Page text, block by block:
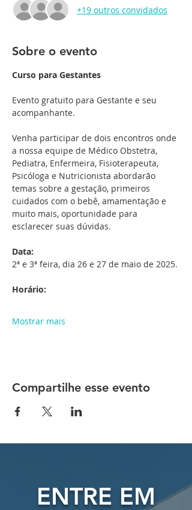
+19 outros convidados
Sobre o evento
Curso para Gestantes
Evento gratuito para Gestante e seu
acompanhante.
Venha participar de dois encontros onde
a nossa equipe de Médico Obstetra,
Pediatra, Enfermeira, Fisioterapeuta,
Psicóloga e Nutricionista abordarão
temas sobre a gestação, primeiros
cuidados com o bebê, amamentação e
muito mais, oportunidade para
esclarecer suas dúvidas.
Data:
2ª e 3ª feira, dia 26 e 27 de maio de 2025.
Horário:
Mostrar mais
Compartilhe esse evento
ENTRE EM